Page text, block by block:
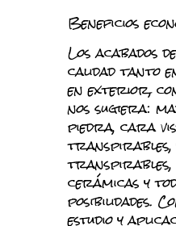
Beneficios
Los acabados
calidad tanto
en exterior,
nos sugiera:
piedra, cara
transpirables,
cerámicas y
posibilidades.
estudio y